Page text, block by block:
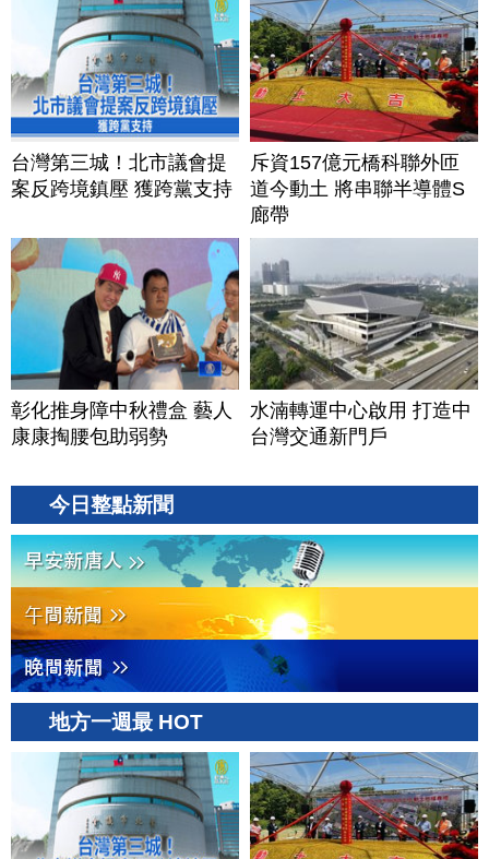
台灣第三城！北市議會提
案反跨境鎮壓 獲跨黨支持
斥資157億元橋科聯外匝
道今動土 將串聯半導體S
廊帶
彰化推身障中秋禮盒 藝人
康康掏腰包助弱勢
水湳轉運中心啟用 打造中
台灣交通新門戶
今日整點新聞
地方一週最 HOT